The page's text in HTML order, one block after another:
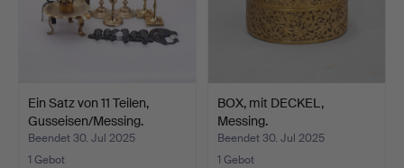
Ein Satz von 11 Teilen,
Gusseisen/Messing.
Beendet 30. Jul 2025
1 Gebot
BOX, mit DECKEL,
Messing.
Beendet 30. Jul 2025
1 Gebot